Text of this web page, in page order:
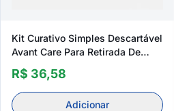
Kit Curativo Simples Descartável
Avant Care Para Retirada De
Pontos
R$ 36,58
Adicionar